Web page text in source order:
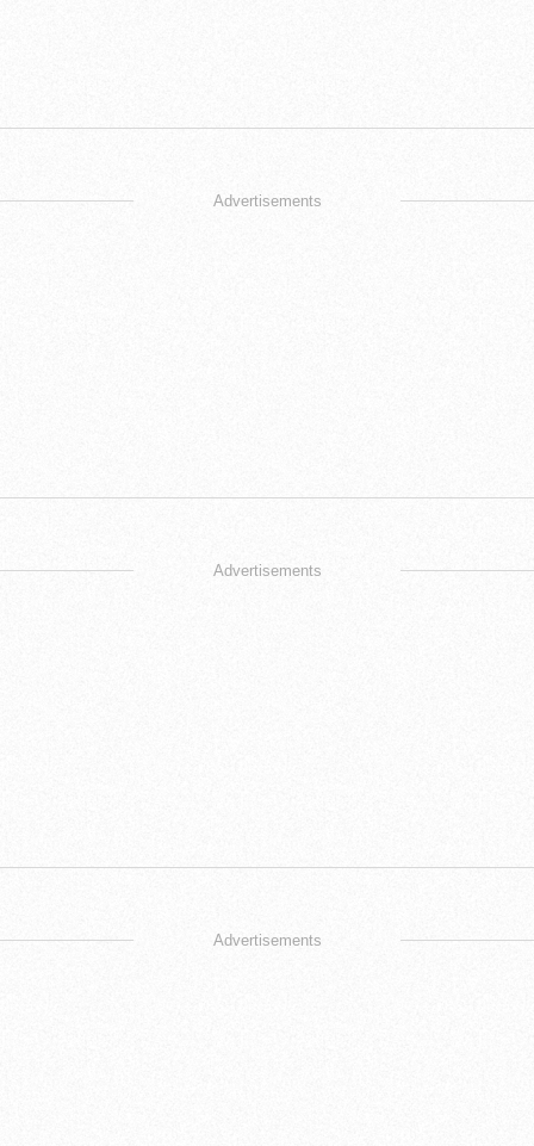
Advertisements
Advertisements
Advertisements